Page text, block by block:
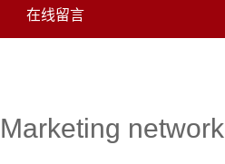
在线留言
Marketing network